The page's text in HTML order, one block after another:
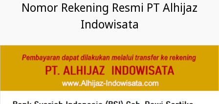
Nomor Rekening Resmi PT Alhijaz
Indowisata